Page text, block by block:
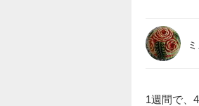
1週間で、